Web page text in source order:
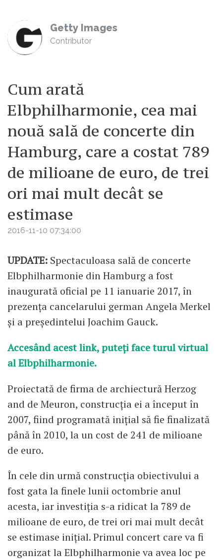
Getty Images
Contributor
Cum arată
Elbphilharmonie, cea mai
nouă sală de concerte din
Hamburg, care a costat 789
de milioane de euro, de trei
ori mai mult decât se
estimase
2016-11-10 07:34:00
UPDATE: Spectaculoasa sală de concerte
Elbphilharmonie din Hamburg a fost
inaugurată oficial pe 11 ianuarie 2017, în
prezența cancelarului german Angela Merkel
și a președintelui Joachim Gauck.
Accesând acest link, puteți face turul virtual
al Elbphilharmonie.
Proiectată de firma de archiectură Herzog
and de Meuron, construcția ei a început în
2007, fiind programată inițial să fie finalizată
până în 2010, la un cost de 241 de milioane
de euro.
În cele din urmă construcția obiectivului a
fost gata la finele lunii octombrie anul
acesta, iar investiția s-a ridicat la 789 de
milioane de euro, de trei ori mai mult decât
se estimase inițial. Primul concert care va fi
organizat la Elbphilharmonie va avea loc pe